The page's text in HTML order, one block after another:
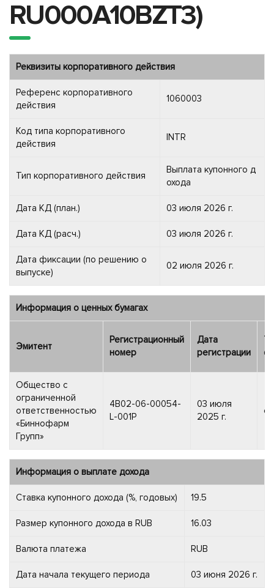
RU000A10BZT3)
Реквизиты корпоративного действия
Референс корпоративного
действия
1060003
Код типа корпоративного
действия
INTR
Тип корпоративного действия
Выплата купонного д
охода
Дата КД (план.) 03 июля 2026 г.
Дата КД (расч.) 03 июля 2026 г.
Дата фиксации (по решению о
выпуске)
02 июля 2026 г.
Информация о ценных бумагах
Эмитент
Регистрационный
номер
Дата
регистрации
Общество с
ограниченной
ответственностью
«Биннофарм
Групп»
4B02-06-00054-
L-001P
03 июля
2025 г.
Информация о выплате дохода
Ставка купонного дохода (%, годовых) 19.5
Размер купонного дохода в RUB 16.03
Валюта платежа RUB
Дата начала текущего периода 03 июня 2026 г.